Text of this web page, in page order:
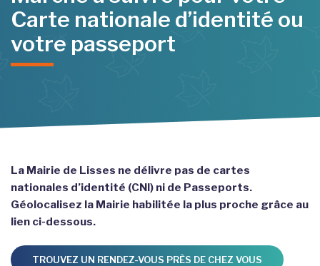
Carte nationale d’identité ou
votre passeport
La Mairie de Lisses ne délivre pas de cartes
nationales d’identité (CNI) ni de Passeports.
Géolocalisez la Mairie habilitée la plus proche grâce au
lien ci-dessous.
TROUVEZ UN RENDEZ-VOUS PRÈS DE CHEZ VOUS